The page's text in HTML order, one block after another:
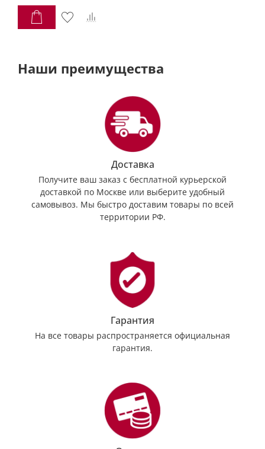
Наши преимущества
Доставка
Получите ваш заказ с бесплатной курьерской
доставкой по Москве или выберите удобный
самовывоз. Мы быстро доставим товары по всей
территории РФ.
Гарантия
На все товары распространяется официальная
гарантия.